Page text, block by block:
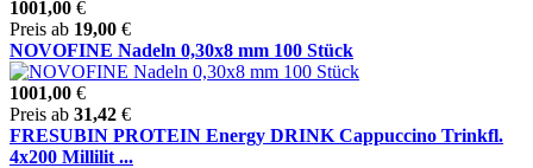
1001,00 €
Preis ab 19,00 €
NOVOFINE Nadeln 0,30x8 mm 100 Stück
1001,00 €
Preis ab 31,42 €
FRESUBIN PROTEIN Energy DRINK Cappuccino Trinkfl.
4x200 Millilit ...